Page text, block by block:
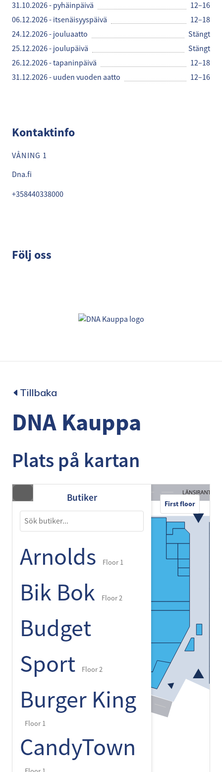
31.10.2026 - pyhäinpäivä
12–16
06.12.2026 - itsenäisyyspäivä
12–18
24.12.2026 - jouluaatto
Stängt
25.12.2026 - joulupäivä
Stängt
26.12.2026 - tapaninpäivä
12–18
31.12.2026 - uuden vuoden aatto
12–16
Kontaktinfo
VÅNING 1
Dna.fi
+358440338000
Följ oss
Tillbaka
DNA Kauppa
Plats på kartan
Butiker
Arnolds Floor 1
Bik Bok Floor 2
Budget
Sport
Floor 2
Burger King
Floor 1
CandyTown
First floor